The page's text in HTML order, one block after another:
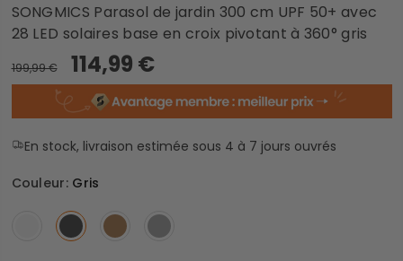
SONGMICS Parasol de jardin 300 cm UPF 50+ avec
28 LED solaires base en croix pivotant à 360° gris
199,99 € 114,99 €
En stock, livraison estimée sous 4 à 7 jours ouvrés
Couleur: Gris